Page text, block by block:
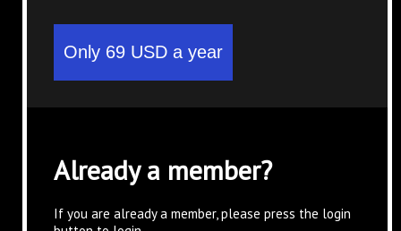
Already a member?
If you are already a member, please press the login